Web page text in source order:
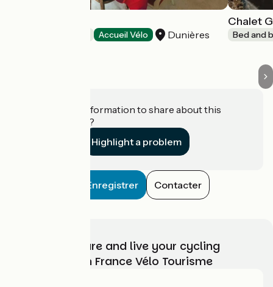
Accueil Vélo Dunières
Chalet
Bed and
Do you have information to share about this
establishment?
Highlight a problem
Enregistrer Contacter
Choose, prepare and live your cycling
adventure with France Vélo Tourisme